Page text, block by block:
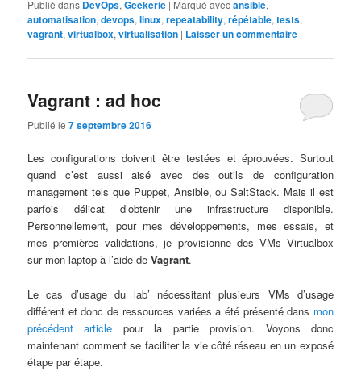
Publié dans DevOps,Geekerie | Marqué avecansible,
automatisation,devops,linux,repeatability,répétable,tests,
vagrant,virtualbox,virtualisation | Laisser un commentaire
Vagrant : ad hoc
Publié le7 septembre 2016
Les configurations doivent être testées et éprouvées. Surtout
quand c’est aussi aisé avec des outils de configuration
management tels que Puppet, Ansible, ou SaltStack. Mais il est
parfois délicat d’obtenir une infrastructure disponible.
Personnellement, pour mes développements, mes essais, et
mes premières validations, je provisionne des VMs Virtualbox
sur mon laptop à l’aide deVagrant.
Le cas d’usage du lab’ nécessitant plusieurs VMs d’usage
différent et donc de ressources variées a été présenté dans mon
précédent article pour la partie provision. Voyons donc
maintenant comment se faciliter la vie côté réseau en un exposé
étape par étape.